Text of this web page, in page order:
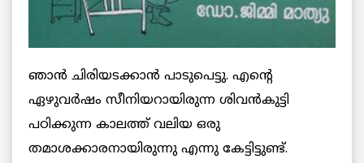
ഞാന്‍ ചിരിയടക്കാന്‍ പാടുപെട്ടു. എന്റെ
ഏഴുവര്‍ഷം സീനിയറായിരുന്ന ശിവന്‍കുട്ടി
പഠിക്കുന്ന കാലത്ത് വലിയ ഒരു
തമാശക്കാരനായിരുന്നു എന്നു കേട്ടിട്ടുണ്ട്.